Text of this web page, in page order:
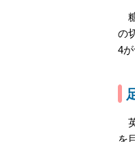
の
4
を